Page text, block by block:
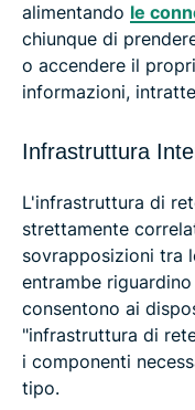
alimentando le
chiunque di
o accendere il
informazioni,
Infrastruttura
L'infrastruttura di
strettamente
sovrapposizioni tra
entrambe
consentono ai
"infrastruttura di
i componenti
tipo.